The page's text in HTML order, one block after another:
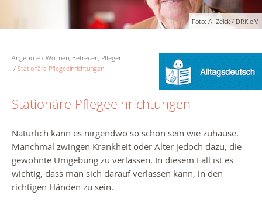
Foto: A. Zelck / DRK e.V.
Angebote
Wohnen, Betreuen, Pflegen
Stationäre Pflegeeinrichtungen
Stationäre Pflegeeinrichtungen
Natürlich kann es nirgendwo so schön sein wie zuhause.
Manchmal zwingen Krankheit oder Alter jedoch dazu, die
gewohnte Umgebung zu verlassen. In diesem Fall ist es
wichtig, dass man sich darauf verlassen kann, in den
richtigen Händen zu sein.